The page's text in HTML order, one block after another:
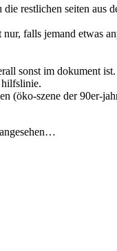
restlichen seiten aus
falls jemand etwas
sonst im dokument
hilfslinie.
(öko-szene der 90er-